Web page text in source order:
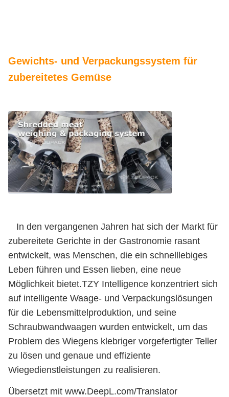
Gewichts- und Verpackungssystem für
zubereitetes Gemüse
In den vergangenen Jahren hat sich der Markt für
zubereitete Gerichte in der Gastronomie rasant
entwickelt, was Menschen, die ein schnelllebiges
Leben führen und Essen lieben, eine neue
Möglichkeit bietet.TZY Intelligence konzentriert sich
auf intelligente Waage- und Verpackungslösungen
für die Lebensmittelproduktion, und seine
Schraubwandwaagen wurden entwickelt, um das
Problem des Wiegens klebriger vorgefertigter Teller
zu lösen und genaue und effiziente
Wiegedienstleistungen zu realisieren.
Übersetzt mit www.DeepL.com/Translator